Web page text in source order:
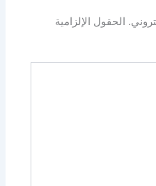
الحقول الإلزامية